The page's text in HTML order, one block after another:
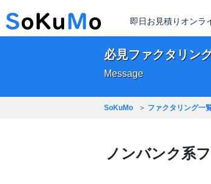
即日お見積りオンラ
必見ファクタリン
Message
SoKuMo ファクタリング一
ノンバンク系